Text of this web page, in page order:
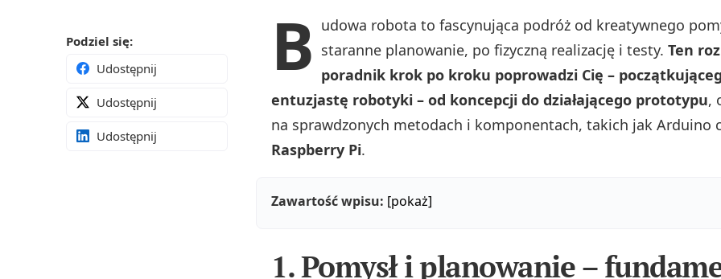
Podziel się:
Udostępnij
Udostępnij
Udostępnij
B udowa robota to fascynująca podróż od kreatywnego
staranne planowanie, po fizyczną realizację i testy. Ten
poradnik krok po kroku poprowadzi Cię –
entuzjastę robotyki – od koncepcji do działającego prototypu,
na sprawdzonych metodach i komponentach, takich jak Arduino
Raspberry Pi.
Zawartość wpisu: [pokaż]
1. Pomysł i planowanie –